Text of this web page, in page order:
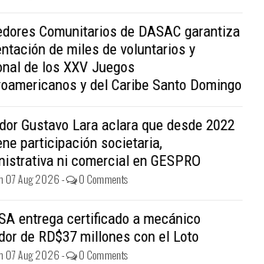
Comunitarios de DASAC garantiza
de miles de voluntarios y
de los XXV Juegos
y del Caribe Santo Domingo
Gustavo Lara aclara que desde 2022
participación societaria,
ni comercial en GESPRO
07 Aug 2026 - 0 Comments
entrega certificado a mecánico
de RD$37 millones con el Loto
07 Aug 2026 - 0 Comments